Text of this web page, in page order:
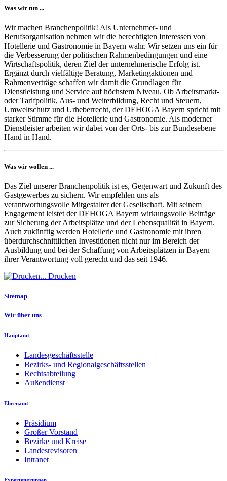
Was wir tun ...
Wir machen Branchenpolitik! Als Unternehmer- und
Berufsorganisation nehmen wir die berechtigten Interessen von
Hotellerie und Gastronomie in Bayern wahr. Wir setzen uns ein für
die Verbesserung der politischen Rahmenbedingungen und eine
Wirtschaftspolitik, deren Ziel der unternehmerische Erfolg ist.
Ergänzt durch vielfältige Beratung, Marketingaktionen und
Rahmenverträge schaffen wir damit die Grundlagen für
Dienstleistung und Service auf höchstem Niveau. Ob Arbeitsmarkt-
oder Tarifpolitik, Aus- und Weiterbildung, Recht und Steuern,
Umweltschutz und Urheberrecht, der DEHOGA Bayern spricht mit
starker Stimme für die Hotellerie und Gastronomie. Als moderner
Dienstleister arbeiten wir dabei von der Orts- bis zur Bundesebene
Hand in Hand.
Was wir wollen ...
Das Ziel unserer Branchenpolitik ist es, Gegenwart und Zukunft des
Gastgewerbes zu sichern. Wir empfehlen uns als
verantwortungsvolle Mitgestalter der Gesellschaft. Mit seinem
Engagement leistet der DEHOGA Bayern wirkungsvolle Beiträge
zur Sicherung der Arbeitsplätze und der Lebensqualität in Bayern.
Auch zukünftig werden Hotellerie und Gastronomie mit ihren
überdurchschnittlichen Investitionen nicht nur im Bereich der
Ausbildung und bei der Schaffung von Arbeitsplätzen in Bayern
ihrer Verantwortung voll gerecht und das seit 1946.
Drucken
Sitemap
Wir über uns
Hauptamt
Landesgeschäftsstelle
Bezirks- und Regionalgeschäftsstellen
Rechtsabteilung
Außendienst
Ehrenamt
Präsidium
Großer Vorstand
Bezirke und Kreise
Landesrevisoren
Intranet